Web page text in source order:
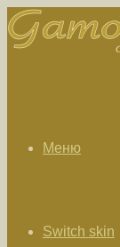
Меню
Switch skin